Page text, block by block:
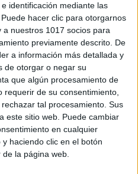
identificación mediante las
hacer clic para otorgarnos
nuestros 1017 socios para
previamente descrito. De
a información más detallada y
de otorgar o negar su
que algún procesamiento de
requerir de su consentimiento,
tal procesamiento. Sus
este sitio web. Puede cambiar
en cualquier
haciendo clic en el botón
la página web.
el abecedario
primeros grandes
las letras,
y escuchar su sonido
iniciarse en […]